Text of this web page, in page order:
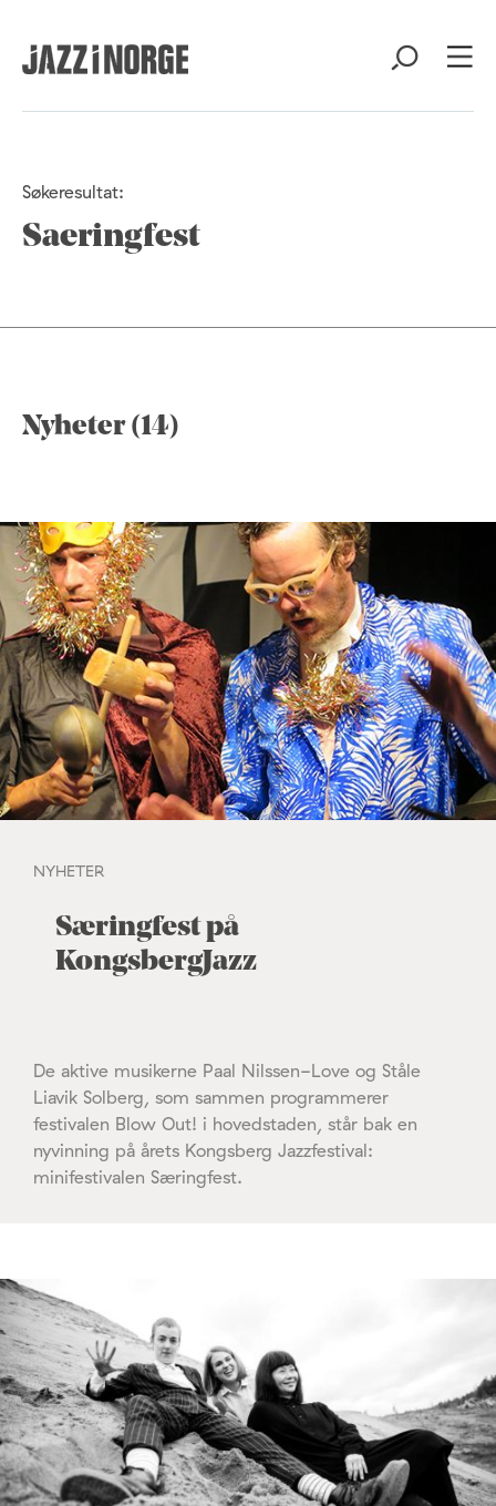
Søkeresultat:
Saeringfest
Nyheter (14)
NYHETER
Særingfest på
KongsbergJazz
De aktive musikerne Paal Nilssen-Love og Ståle
Liavik Solberg, som sammen programmerer
festivalen Blow Out! i hovedstaden, står bak en
nyvinning på årets Kongsberg Jazzfestival:
minifestivalen Særingfest.